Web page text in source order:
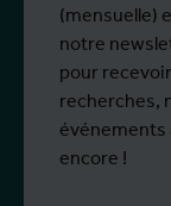
participé à
spécialisé
Grèce, grâce
mobilité
(mensuelle)
notre
pour
recherches,
événements
encore !